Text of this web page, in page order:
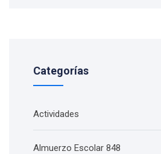
Categorías
Actividades
Almuerzo Escolar 848